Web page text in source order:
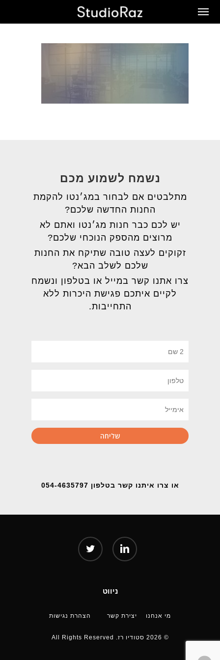
Skip
content
נשמח לשמוע מכם
מתלבטים אם לבחור במג׳נטו להקמת
החנות החדשה שלכם?
יש לכם כבר חנות מג׳נטו ואתם לא
מרוצים מהספק הנוכחי שלכם?
זקוקים לעצה טובה שתיקח את החנות
שלכם לשלב הבא?
צרו אתנו קשר במייל או בטלפון ונשמח
לקיים איתכם פגישת היכרות ללא
התחייבות.
או צרו איתנו קשר בטלפון 054-4635797
twitter linkedin
ניווט
מי אנחנו יצירת קשר הצהרת נגישות
© 2026 סטודיו רז. All Rights Reserved